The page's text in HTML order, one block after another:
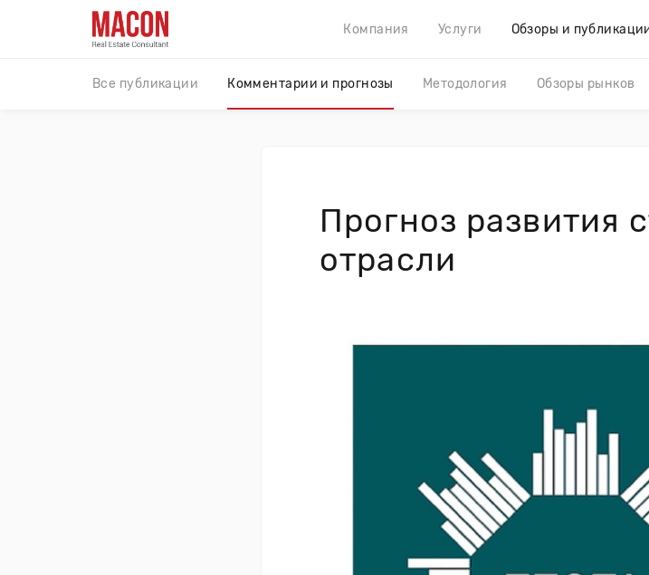
Компания Услуги Обзоры и
Все публикации Комментарии и прогнозы Методология Обзоры рынков
Прогноз развития
отрасли